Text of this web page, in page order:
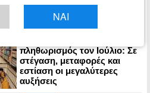
πληθωρισμός τον Ιούλιο: Σε
στέγαση, μεταφορές και
εστίαση οι μεγαλύτερες
αυξήσεις
ΝΑΙ